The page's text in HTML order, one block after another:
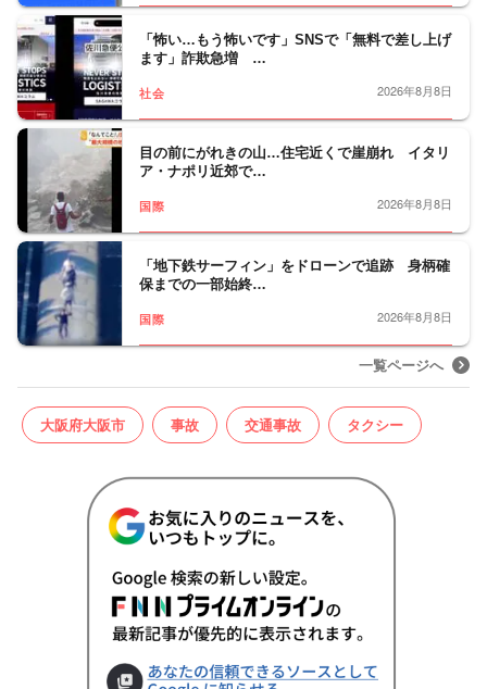
「怖い…もう怖いです」SNSで「無料で差し上げ
ます」詐欺急増 …
社会 2026年8月8日
目の前にがれきの山…住宅近くで崖崩れ イタリ
ア・ナポリ近郊で…
国際 2026年8月8日
「地下鉄サーフィン」をドローンで追跡 身柄確
保までの一部始終…
国際 2026年8月8日
一覧ページへ
大阪府大阪市 事故 交通事故 タクシー